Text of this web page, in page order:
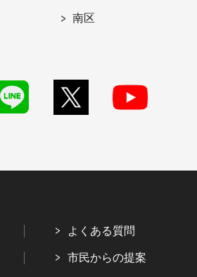
南区
よくある質問
市民からの提案